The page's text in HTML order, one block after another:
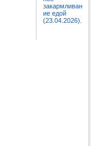
закармливан
ие едой
(23.04.2026).